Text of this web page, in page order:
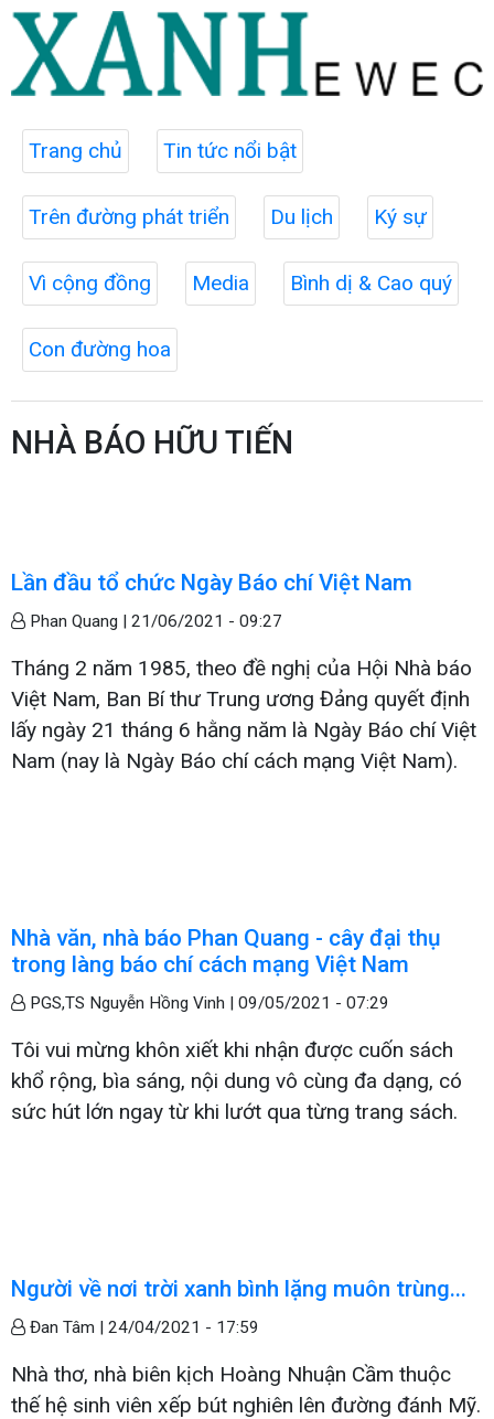
Trang chủ Tin tức nổi bật
Trên đường phát triển Du lịch Ký sự
Vì cộng đồng Media Bình dị & Cao quý
Con đường hoa
NHÀ BÁO HỮU TIẾN
Lần đầu tổ chức Ngày Báo chí Việt Nam
Phan Quang | 21/06/2021 - 09:27
Tháng 2 năm 1985, theo đề nghị của Hội Nhà báo
Việt Nam, Ban Bí thư Trung ương Đảng quyết định
lấy ngày 21 tháng 6 hằng năm là Ngày Báo chí Việt
Nam (nay là Ngày Báo chí cách mạng Việt Nam).
Nhà văn, nhà báo Phan Quang - cây đại thụ
trong làng báo chí cách mạng Việt Nam
PGS,TS Nguyễn Hồng Vinh | 09/05/2021 - 07:29
Tôi vui mừng khôn xiết khi nhận được cuốn sách
khổ rộng, bìa sáng, nội dung vô cùng đa dạng, có
sức hút lớn ngay từ khi lướt qua từng trang sách.
Người về nơi trời xanh bình lặng muôn trùng...
Đan Tâm | 24/04/2021 - 17:59
Nhà thơ, nhà biên kịch Hoàng Nhuận Cầm thuộc
thế hệ sinh viên xếp bút nghiên lên đường đánh Mỹ.